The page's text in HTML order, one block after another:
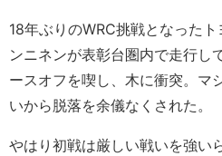
18年ぶりのWRC挑戦となった
ンニネンが表彰台圏内で走行し
ースオフを喫し、木に衝突。マ
いから脱落を余儀なくされた。
やはり初戦は厳しい戦いを強い